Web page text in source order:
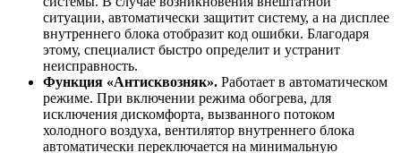
ситуации, автоматически защитит систему, а на дисплее
внутреннего блока отобразит код ошибки. Благодаря
этому, специалист быстро определит и устранит
неисправность.
Функция «Антисквозняк». Работает в автоматическом
режиме. При включении режима обогрева, для
исключения дискомфорта, вызванного потоком
холодного воздуха, вентилятор внутреннего блока
автоматически переключается на минимальную